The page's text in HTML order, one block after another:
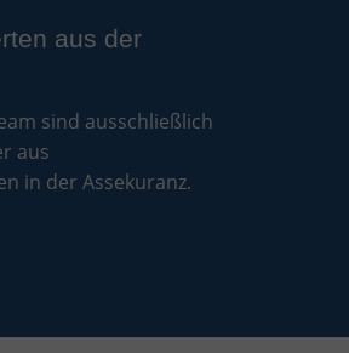
aus der
sind ausschließlich
aus
in der Assekuranz.